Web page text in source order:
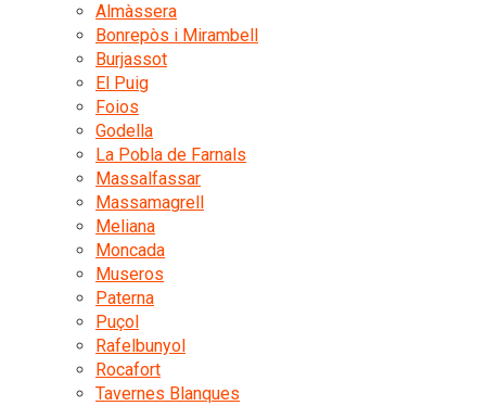
Almàssera
Bonrepòs i Mirambell
Burjassot
El Puig
Foios
Godella
La Pobla de Farnals
Massalfassar
Massamagrell
Meliana
Moncada
Museros
Paterna
Puçol
Rafelbunyol
Rocafort
Tavernes Blanques